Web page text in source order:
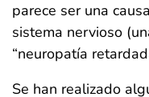
parece ser una
sistema nervioso
“neuropatía
Se han realizado